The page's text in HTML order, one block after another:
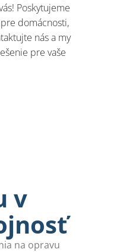
Poskytujeme
domácnosti,
nás a my
pre vaše
v
na opravu